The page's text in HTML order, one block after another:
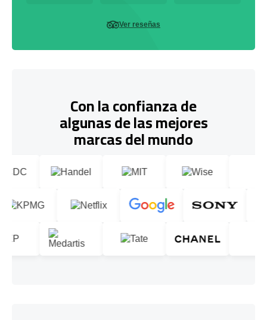
Ver reseñas
Con la confianza de
algunas de las mejores
marcas del mundo